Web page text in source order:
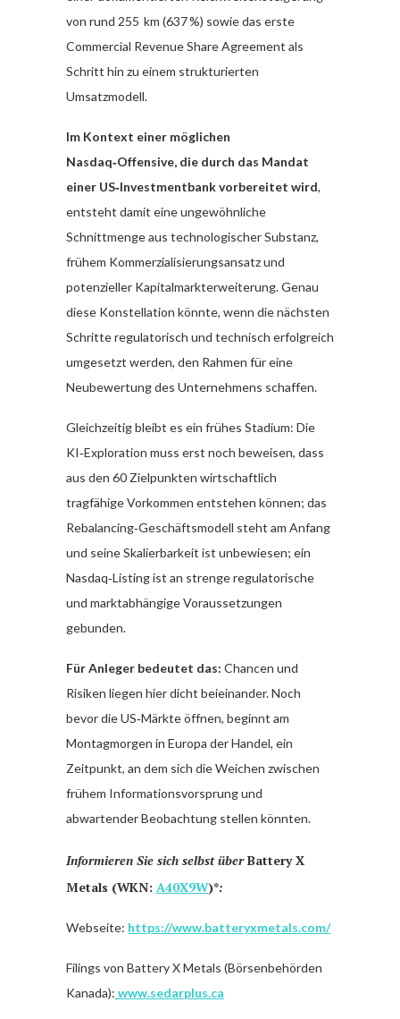
von rund 255 km (637 %) sowie das erste
Commercial Revenue Share Agreement als
Schritt hin zu einem strukturierten
Umsatzmodell.
Im Kontext einer möglichen
Nasdaq‑Offensive, die durch das Mandat
einer US‑Investmentbank vorbereitet wird,
entsteht damit eine ungewöhnliche
Schnittmenge aus technologischer Substanz,
frühem Kommerzialisierungsansatz und
potenzieller Kapitalmarkterweiterung. Genau
diese Konstellation könnte, wenn die nächsten
Schritte regulatorisch und technisch erfolgreich
umgesetzt werden, den Rahmen für eine
Neubewertung des Unternehmens schaffen.
Gleichzeitig bleibt es ein frühes Stadium: Die
KI‑Exploration muss erst noch beweisen, dass
aus den 60 Zielpunkten wirtschaftlich
tragfähige Vorkommen entstehen können; das
Rebalancing‑Geschäftsmodell steht am Anfang
und seine Skalierbarkeit ist unbewiesen; ein
Nasdaq‑Listing ist an strenge regulatorische
und marktabhängige Voraussetzungen
gebunden.
Für Anleger bedeutet das: Chancen und
Risiken liegen hier dicht beieinander. Noch
bevor die US‑Märkte öffnen, beginnt am
Montagmorgen in Europa der Handel, ein
Zeitpunkt, an dem sich die Weichen zwischen
frühem Informationsvorsprung und
abwartender Beobachtung stellen könnten.
Informieren Sie sich selbst überBattery X
Metals (WKN: A40X9W)*:
Webseite: https://www.batteryxmetals.com/
Filings von Battery X Metals (Börsenbehörden
Kanada): www.sedarplus.ca